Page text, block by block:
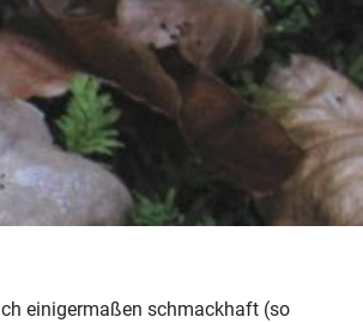
einigermaßen schmackhaft (so